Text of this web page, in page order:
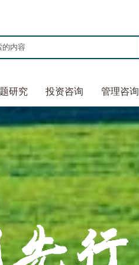
研究 投资咨询 管理咨询